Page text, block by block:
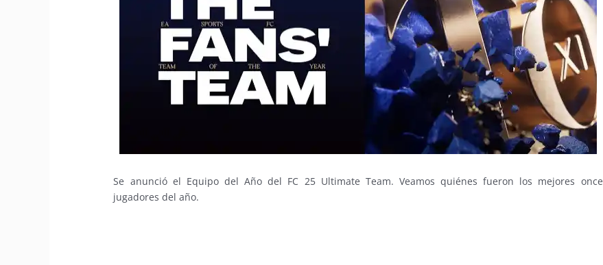
Se anunció el Equipo del Año del FC 25 Ultimate Team. Veamos quiénes fueron los mejores once
jugadores del año.